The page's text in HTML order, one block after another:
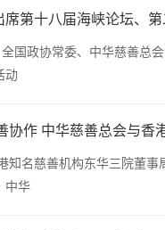
第十八届海峡论坛、
政协常委、中华慈善总
动
协作 中华慈善总会与香
名慈善机构东华三院董事
中华